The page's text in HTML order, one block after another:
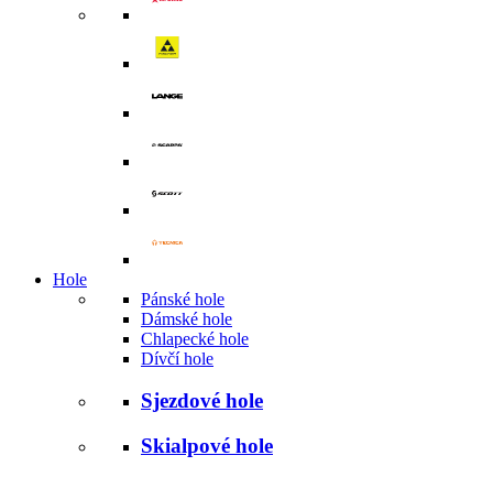
Hole
Pánské hole
Dámské hole
Chlapecké hole
Dívčí hole
Sjezdové hole
Skialpové hole